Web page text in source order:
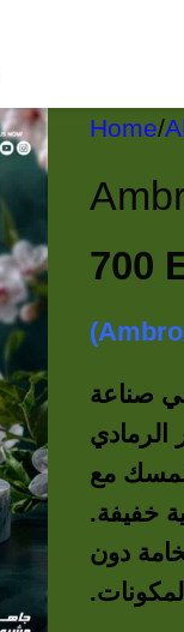
Home
700
صناعة
الرمادي
مع
خفيفة.
دون